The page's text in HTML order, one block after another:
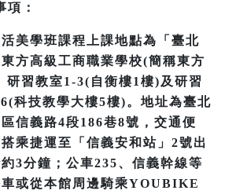
項：
美學班課程上課地點為「臺北
方高級工商職業學校(簡稱東方
研習教室1-3(自衡樓1樓)及研習
科技教學大樓5樓)。地址為臺北
信義路4段186巷8號，交通便
乘捷運至「信義安和站」2號出
約3分鐘；公車235、信義幹線等
車或從本館周邊騎乘YOUBIKE